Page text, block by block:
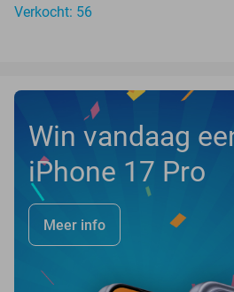
Verkocht: 56
Win vandaag
iPhone 17 Pro
Meer info